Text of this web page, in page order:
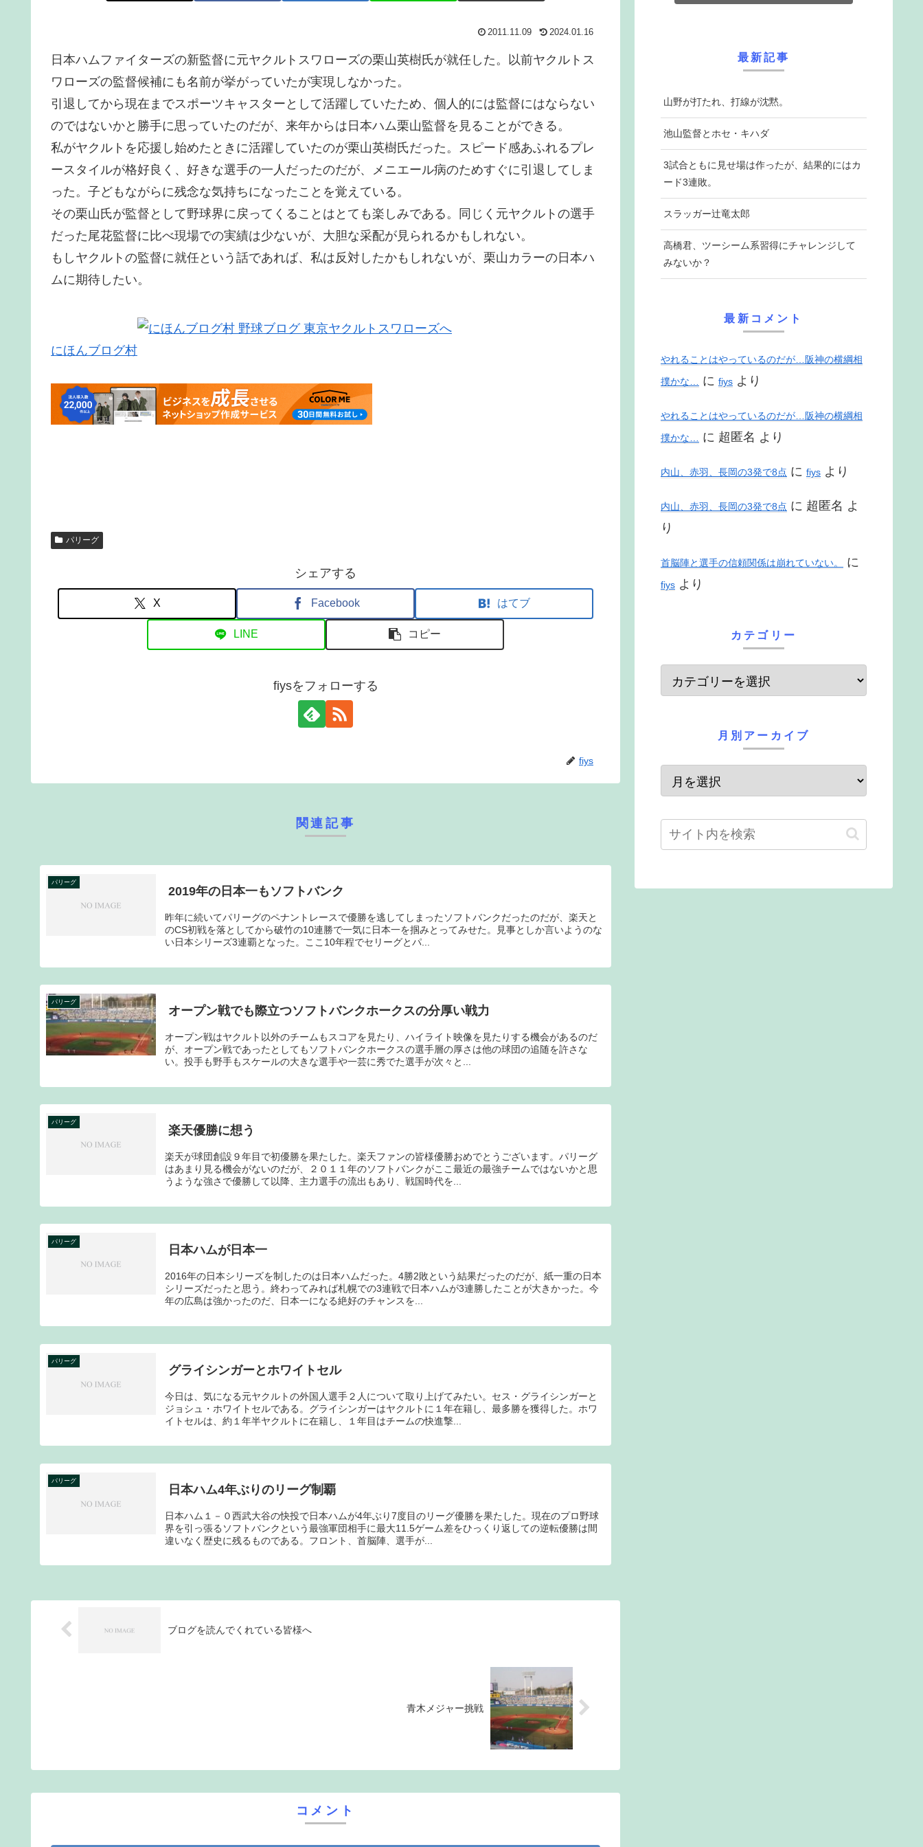
2011.11.09 2024.01.16
日本ハムファイターズの新監督に元ヤクルトスワローズの栗山英樹氏が就任した。以前ヤクルトス
ワローズの監督候補にも名前が挙がっていたが実現しなかった。
引退してから現在までスポーツキャスターとして活躍していたため、個人的には監督にはならない
のではないかと勝手に思っていたのだが、来年からは日本ハム栗山監督を見ることができる。
私がヤクルトを応援し始めたときに活躍していたのが栗山英樹氏だった。スピード感あふれるプレ
ースタイルが格好良く、好きな選手の一人だったのだが、メニエール病のためすぐに引退してしま
った。子どもながらに残念な気持ちになったことを覚えている。
その栗山氏が監督として野球界に戻ってくることはとても楽しみである。同じく元ヤクルトの選手
だった尾花監督に比べ現場での実績は少ないが、大胆な采配が見られるかもしれない。
もしヤクルトの監督に就任という話であれば、私は反対したかもしれないが、栗山カラーの日本ハ
ムに期待したい。
にほんブログ村
パリーグ
シェアする
X Facebook はてブ
LINE コピー
fiysをフォローする
fiys
関連記事
パリーグ
2019年の日本一もソフトバンク
昨年に続いてパリーグのペナントレースで優勝を逃してしまったソフトバンクだったのだが、楽天と
のCS初戦を落としてから破竹の10連勝で一気に日本一を掴みとってみせた。見事としか言いようのな
い日本シリーズ3連覇となった。ここ10年程でセリーグとパ...
パリーグ
オープン戦でも際立つソフトバンクホークスの分厚い戦力
オープン戦はヤクルト以外のチームもスコアを見たり、ハイライト映像を見たりする機会があるのだ
が、オープン戦であったとしてもソフトバンクホークスの選手層の厚さは他の球団の追随を許さな
い。投手も野手もスケールの大きな選手や一芸に秀でた選手が次々と...
パリーグ
楽天優勝に想う
楽天が球団創設９年目で初優勝を果たした。楽天ファンの皆様優勝おめでとうございます。パリーグ
はあまり見る機会がないのだが、２０１１年のソフトバンクがここ最近の最強チームではないかと思
うような強さで優勝して以降、主力選手の流出もあり、戦国時代を...
パリーグ
日本ハムが日本一
2016年の日本シリーズを制したのは日本ハムだった。4勝2敗という結果だったのだが、紙一重の日本
シリーズだったと思う。終わってみれば札幌での3連戦で日本ハムが3連勝したことが大きかった。今
年の広島は強かったのだ、日本一になる絶好のチャンスを...
パリーグ
グライシンガーとホワイトセル
今日は、気になる元ヤクルトの外国人選手２人について取り上げてみたい。セス・グライシンガーと
ジョシュ・ホワイトセルである。グライシンガーはヤクルトに１年在籍し、最多勝を獲得した。ホワ
イトセルは、約１年半ヤクルトに在籍し、１年目はチームの快進撃...
パリーグ
日本ハム4年ぶりのリーグ制覇
日本ハム１－０西武大谷の快投で日本ハムが4年ぶり7度目のリーグ優勝を果たした。現在のプロ野球
界を引っ張るソフトバンクという最強軍団相手に最大11.5ゲーム差をひっくり返しての逆転優勝は間
違いなく歴史に残るものである。フロント、首脳陣、選手が...
ブログを読んでくれている皆様へ
青木メジャー挑戦
コメント
最新記事
山野が打たれ、打線が沈黙。
池山監督とホセ・キハダ
3試合ともに見せ場は作ったが、結果的にはカ
ード3連敗。
スラッガー辻竜太郎
高橋君、ツーシーム系習得にチャレンジして
みないか？
最新コメント
やれることはやっているのだが…阪神の横綱相
撲かな… に fiys より
やれることはやっているのだが…阪神の横綱相
撲かな… に 超匿名 より
内山、赤羽、長岡の3発で8点 に fiys より
内山、赤羽、長岡の3発で8点 に 超匿名 よ
り
首脳陣と選手の信頼関係は崩れていない。 に
fiys より
カテゴリー
月別アーカイブ